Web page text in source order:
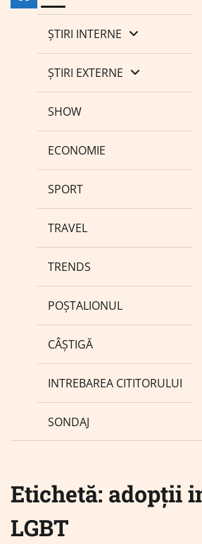
ȘTIRI INTERNE
ȘTIRI EXTERNE
SHOW
ECONOMIE
SPORT
TRAVEL
TRENDS
POȘTALIONUL
CÂȘTIGĂ
INTREBAREA CITITORULUI
SONDAJ
Etichetă: adopții
LGBT